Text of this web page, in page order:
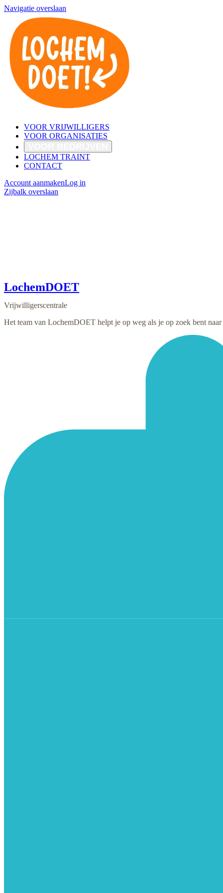
Navigatie overslaan
VOOR VRIJWILLIGERS
VOOR ORGANISATIES
LOCHEM TRAINT
CONTACT
Account aanmakenLog in
Zijbalk overslaan
LochemDOET
Vrijwilligerscentrale
Het team van LochemDOET helpt je op weg als je op zoek bent